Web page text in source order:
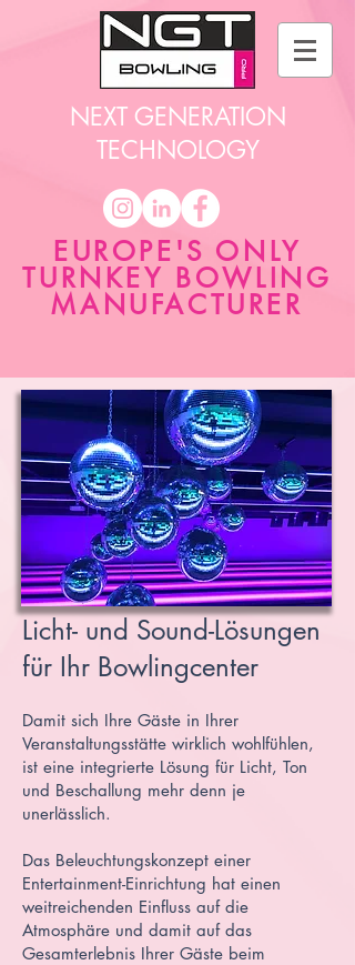
NEXT GENERATION
TECHNOLOGY
EUROPE'S ONLY
TURNKEY BOWLING
MANUFACTURER
Licht- und Sound-Lösungen
für Ihr Bowlingcenter
Damit sich Ihre Gäste in Ihrer
Veranstaltungsstätte wirklich wohlfühlen,
ist eine integrierte Lösung für Licht, Ton
und Beschallung mehr denn je
unerlässlich.
Das Beleuchtungskonzept einer
Entertainment-Einrichtung hat einen
weitreichenden Einfluss auf die
Atmosphäre und damit auf das
Gesamterlebnis Ihrer Gäste beim